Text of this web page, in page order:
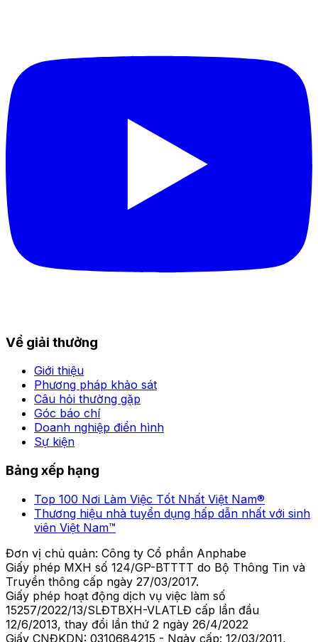
Về giải thưởng
Giới thiệu
Phương pháp khảo sát
Câu hỏi thường gặp
Góc báo chí
Doanh nghiệp điển hình
Sự kiện
Bảng xếp hạng
Top 100 Nơi Làm Việc Tốt Nhất Việt Nam®
Thương hiệu nhà tuyển dụng hấp dẫn nhất với sinh
viên Việt Nam™
Đơn vị chủ quản: Công ty Cổ phần Anphabe
Giấy phép MXH số 124/GP-BTTTT do Bộ Thông Tin và
Truyền thông cấp ngày 27/03/2017.
Giấy phép hoạt động dịch vụ việc làm số
15257/2022/13/SLĐTBXH-VLATLĐ cấp lần đầu
12/6/2013, thay đổi lần thứ 2 ngày 26/4/2022
Giấy CNĐKDN: 0310684215 - Ngày cấp: 12/03/2011,